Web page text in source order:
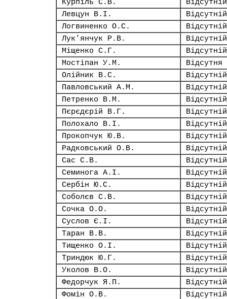
Курпіль С.В.
Відсутній
Левцун В.І.
Відсутній
Логвиненко О.С.
Відсутній
Лук’янчук Р.В.
Відсутній
Міщенко С.Г.
Відсутній
Мостіпан У.М.
Відсутня
Олійник В.С.
Відсутній
Павловський А.М.
Відсутній
Петренко В.М.
Відсутній
Пєрєдєрій В.Г.
Відсутній
Полохало В.І.
Відсутній
Прокопчук Ю.В.
Відсутній
Радковський О.В.
Відсутній
Сас С.В.
Відсутній
Семинога А.І.
Відсутній
Сербін Ю.С.
Відсутній
Соболєв С.В.
Відсутній
Сочка О.О.
Відсутній
Суслов Є.І.
Відсутній
Таран В.В.
Відсутній
Тищенко О.І.
Відсутній
Триндюк Ю.Г.
Відсутній
Уколов В.О.
Відсутній
Федорчук Я.П.
Відсутній
Фомін О.В.
Відсутній